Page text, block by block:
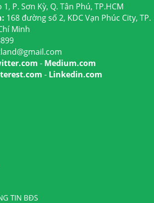
1, P. Sơn Kỳ, Q. Tân Phú, TP.HCM
168 đường số 2, KDC Vạn Phúc City, TP.
Minh
- Medium.com
- Linkedin.com
TIN BĐS